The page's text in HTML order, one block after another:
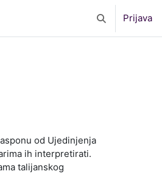
Toggle search
Prijava
od Ujedinjenja
ih interpretirati.
talijanskog